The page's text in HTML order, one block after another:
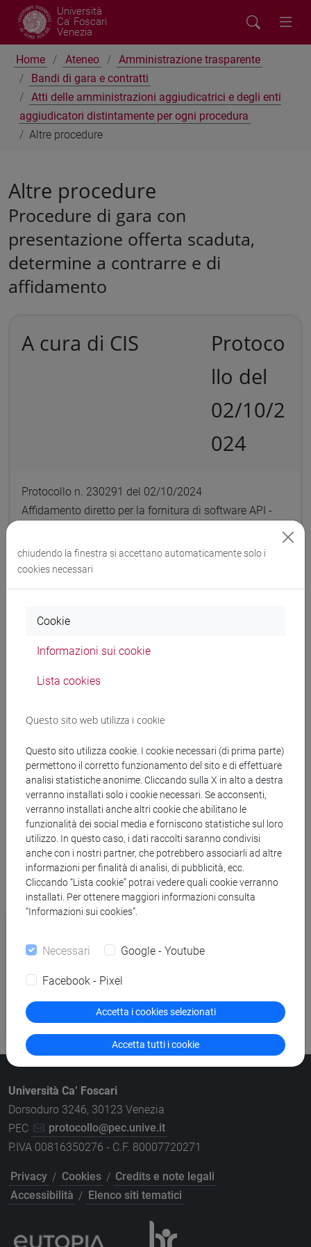
Università
Ca' Foscari
Venezia
Home Ateneo
Amministrazione trasparente
Bandi di gara e contratti
Atti delle amministrazioni aggiudicatrici e degli enti
aggiudicatori distintamente per ogni procedura
Altre procedure
Altre procedure
Procedure di gara con
presentazione offerta scaduta,
determine a contrarre e di
affidamento
A cura di CIS
Protoco
llo del
02/10/2
024
Protocollo n. 230291 del 02/10/2024
Affidamento diretto per la fornitura di software API -
Documenti collegati al
bando
copertina.pdf
decreto.pdf
Banca Dati Nazionale dei Contratti Pubblici
Torna all'elenco dei bandi
Procedure di gara per cui è possibile
Piattaforma e-procurement per gare
telematiche
Università Ca’ Foscari
Dorsoduro 3246, 30123 Venezia
PEC
protocollo@pec.unive.it
P.IVA 00816350276 - C.F. 80007720271
Privacy / Cookies / Credits e note legali
Accessibilità / Elenco siti tematici
chiudendo la finestra si accettano automaticamente solo i
cookies necessari
Cookie
Informazioni sui cookie
Lista cookies
Questo sito web utilizza i cookie
Questo sito utilizza cookie. I cookie necessari (di prima parte)
permettono il corretto funzionamento del sito e di effettuare
analisi statistiche anonime. Cliccando sulla X in alto a destra
verranno installati solo i cookie necessari. Se acconsenti,
verranno installati anche altri cookie che abilitano le
funzionalità dei social media e forniscono statistiche sul loro
utilizzo. In questo caso, i dati raccolti saranno condivisi
anche con i nostri partner, che potrebbero associarli ad altre
informazioni per finalità di analisi, di pubblicità, ecc.
Cliccando “Lista cookie” potrai vedere quali cookie verranno
installati. Per ottenere maggiori informazioni consulta
“Informazioni sui cookies”.
Necessari Google - Youtube
Facebook - Pixel
Accetta i cookies selezionati
Accetta tutti i cookie